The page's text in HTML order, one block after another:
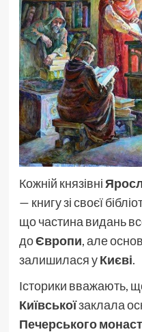
Кожній князівні
— книгу зі своєї
що частина видань
доЄвропи, але
залишилася уКиєві.
Історики вважають,
Київськоїзаклала
Печерського